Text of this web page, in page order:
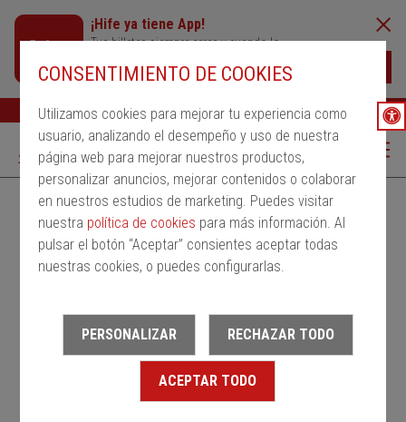
CONSENTIMIENTO DE COOKIES
Utilizamos cookies para mejorar tu experiencia como
usuario, analizando el desempeño y uso de nuestra
página web para mejorar nuestros productos,
personalizar anuncios, mejorar contenidos o colaborar
en nuestros estudios de marketing. Puedes visitar
nuestra política de cookies para más información. Al
pulsar el botón “Aceptar” consientes aceptar todas
nuestras cookies, o puedes configurarlas.
PERSONALIZAR RECHAZAR TODO
ACEPTAR TODO
¡Hife ya tiene App!
Tus billetes siempre cerca y cuando lo
Buscar Ayuda ESP
Desde
Estación de llegada